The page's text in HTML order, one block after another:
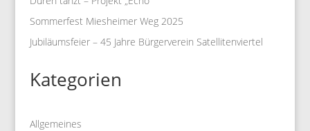
Sommerfest Miesheimer Weg 2025
Jubiläumsfeier – 45 Jahre Bürgerverein Satellitenviertel
Kategorien
Allgemeines